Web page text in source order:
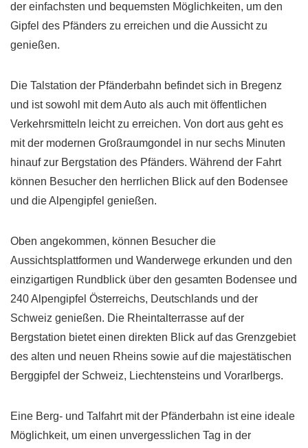
der einfachsten und bequemsten Möglichkeiten, um den
Gipfel des Pfänders zu erreichen und die Aussicht zu
genießen.
Die Talstation der Pfänderbahn befindet sich in Bregenz
und ist sowohl mit dem Auto als auch mit öffentlichen
Verkehrsmitteln leicht zu erreichen. Von dort aus geht es
mit der modernen Großraumgondel in nur sechs Minuten
hinauf zur Bergstation des Pfänders. Während der Fahrt
können Besucher den herrlichen Blick auf den Bodensee
und die Alpengipfel genießen.
Oben angekommen, können Besucher die
Aussichtsplattformen und Wanderwege erkunden und den
einzigartigen Rundblick über den gesamten Bodensee und
240 Alpengipfel Österreichs, Deutschlands und der
Schweiz genießen. Die Rheintalterrasse auf der
Bergstation bietet einen direkten Blick auf das Grenzgebiet
des alten und neuen Rheins sowie auf die majestätischen
Berggipfel der Schweiz, Liechtensteins und Vorarlbergs.
Eine Berg- und Talfahrt mit der Pfänderbahn ist eine ideale
Möglichkeit, um einen unvergesslichen Tag in der